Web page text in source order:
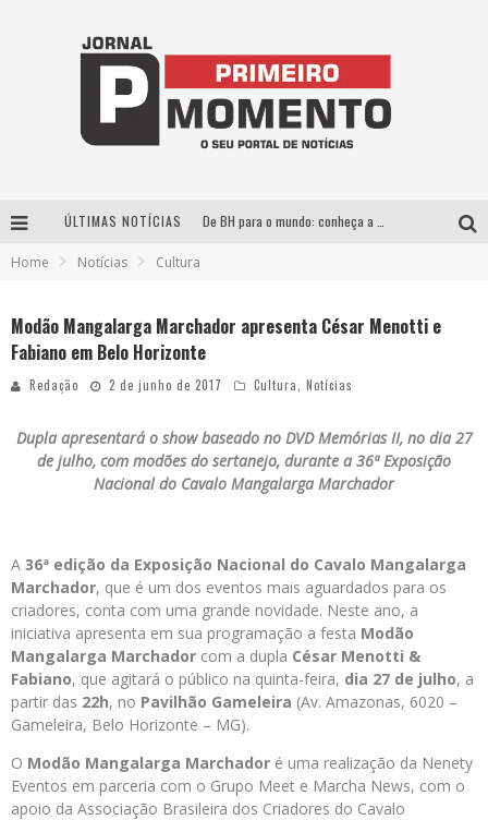
ÚLTIMAS NOTÍCIAS
Home Notícias Cultura
Modão Mangalarga Marchador apresenta César Menotti e
Fabiano em Belo Horizonte
Redação 2 de junho de 2017 Cultura Notícias
Dupla apresentará o show baseado no DVD Memórias II, no dia 27
de julho, com modões do sertanejo, durante a 36ª Exposição
Nacional do Cavalo Mangalarga Marchador
A 36ª edição da Exposição Nacional do Cavalo Mangalarga
Marchador, que é um dos eventos mais aguardados para os
criadores, conta com uma grande novidade. Neste ano, a
iniciativa apresenta em sua programação a festa Modão
Mangalarga Marchador com a dupla César Menotti &
Fabiano, que agitará o público na quinta-feira, dia 27 de julho, a
partir das 22h, no Pavilhão Gameleira (Av. Amazonas, 6020 –
Gameleira, Belo Horizonte – MG).
O Modão Mangalarga Marchador é uma realização da Nenety
Eventos em parceria com o Grupo Meet e Marcha News, com o
apoio da Associação Brasileira dos Criadores do Cavalo